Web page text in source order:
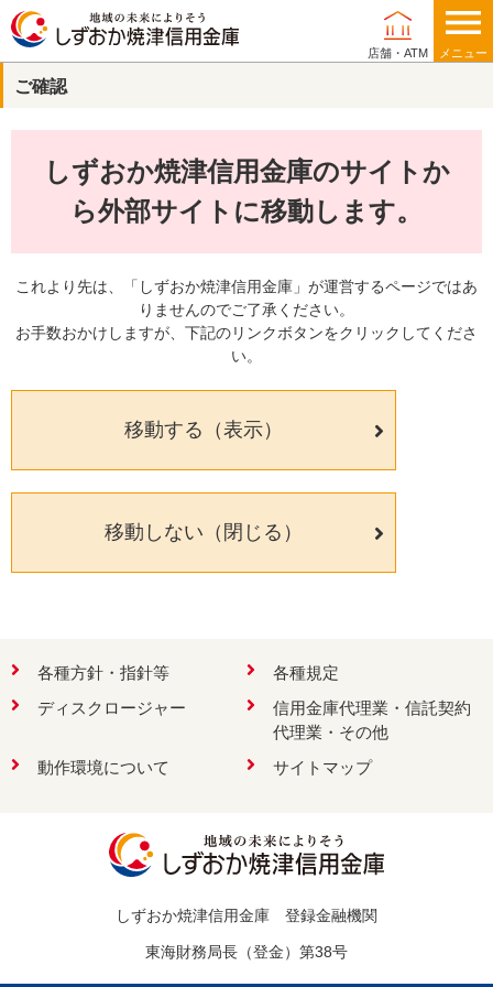
店舗・ATM メニュー
法人・事業主のお客さま
当金庫について
お問い合わせ
ご確認
しずおか焼津信用金庫のサイトか
ら外部サイトに移動します。
これより先は、「しずおか焼津信用金庫」が運営するページではあ
りませんのでご了承ください。
お手数おかけしますが、下記のリンクボタンをクリックしてくださ
い。
移動する（表示）
移動しない（閉じる）
各種方針・指針等
各種規定
ディスクロージャー
信用金庫代理業・信託契約
代理業・その他
動作環境について
サイトマップ
しずおか焼津信用金庫 登録金融機関
東海財務局長（登金）第38号